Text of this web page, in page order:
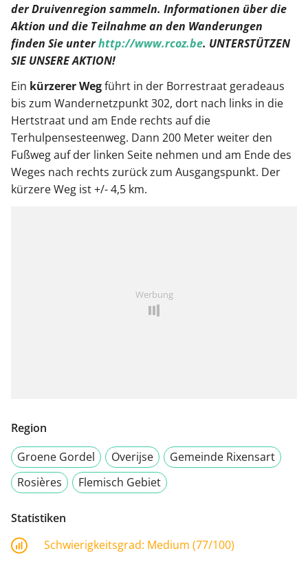
der Druivenregion sammeln. Informationen über die
Aktion und die Teilnahme an den Wanderungen
finden Sie unterhttp://www.rcoz.be. UNTERSTÜTZEN
SIE UNSERE AKTION!
Ein kürzerer Wegführt in der Borrestraat geradeaus
bis zum Wandernetzpunkt 302, dort nach links in die
Hertstraat und am Ende rechts auf die
Terhulpensesteenweg. Dann 200 Meter weiter den
Fußweg auf der linken Seite nehmen und am Ende des
Weges nach rechts zurück zum Ausgangspunkt. Der
kürzere Weg ist +/- 4,5 km.
Werbung
Region
Groene Gordel
Overijse
Gemeinde Rixensart
Rosières
Flemisch Gebiet
Statistiken
Schwierigkeitsgrad: Medium (77/100)